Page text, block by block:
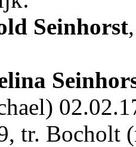
Seinhorst
tr. Bocholt